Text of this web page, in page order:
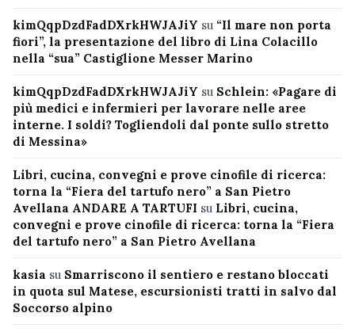
kimQqpDzdFadDXrkHWJAJiY su “Il mare non porta
fiori”, la presentazione del libro di Lina Colacillo
nella “sua” Castiglione Messer Marino
kimQqpDzdFadDXrkHWJAJiY su Schlein: «Pagare di
più medici e infermieri per lavorare nelle aree
interne. I soldi? Togliendoli dal ponte sullo stretto
di Messina»
Libri, cucina, convegni e prove cinofile di ricerca:
torna la “Fiera del tartufo nero” a San Pietro
Avellana ANDARE A TARTUFI su Libri, cucina,
convegni e prove cinofile di ricerca: torna la “Fiera
del tartufo nero” a San Pietro Avellana
kasia su Smarriscono il sentiero e restano bloccati
in quota sul Matese, escursionisti tratti in salvo dal
Soccorso alpino